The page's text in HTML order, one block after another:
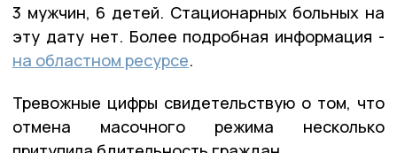
3 мужчин, 6 детей. Стационарных больных на
эту дату нет. Более подробная информация -
на областном ресурсе.
Тревожные цифры свидетельствую о том, что
отмена масочного режима несколько